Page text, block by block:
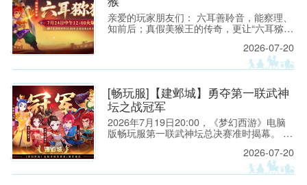
亲爱的玩家朋友们： 六耳善聆音，能察理、
知前后；真假美猴王的传奇，更让“六耳猕
遐想的名字之一。它既有洞察世事的机敏，
也有敢于迎难而上的锋芒，更有不服输、不
低头的豪气。
2026-07-20
[畅玩服]【建邺城】勇夺第一联武神
坛之战冠军
2026年7月19日20:00，《梦幻西游》电脑
版畅玩服第一联武神坛总决赛准时揭幕。 一
队，他们一路披荆斩棘，挺进决赛，向着
【八零九零】战队的第一次大满贯发起冲
击。
2026-07-20